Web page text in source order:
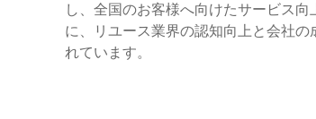
し、全国のお客様へ向けたサービス
に、リユース業界の認知向上と会社
れています。